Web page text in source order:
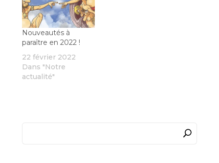
Nouveautés à
paraître en 2022 !
22 février 2022
Dans "Notre
actualité"